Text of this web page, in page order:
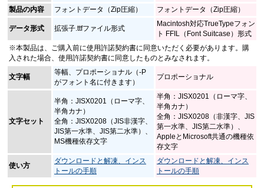
製品の内容 フォントデータ（Zip圧縮） フォントデータ（Zip圧縮）
データ形式 拡張子.ttfファイル形式
Macintosh対応TrueTypeフォン
ト FFIL（Font Suitcase）形式
※本製品は、ご購入前に使用許諾契約書に同意いただく必要があります。購
入された場合、使用許諾契約書に同意したものとみなされます。
文字幅
等幅、プロポーショナル（-P
がフォント名に付きます）
プロポーショナル
文字セット
半角：JISX0201（ローマ字、
半角カナ）
全角：JISX0208（JIS非漢字、
JIS第一水準、JIS第二水準）、
MS機種依存文字
半角：JISX0201（ローマ字、
半角カナ）
全角：JISX0208（非漢字、JIS
第一水準、JIS第二水準）、
AppleとMicrosoft共通の機種依
存文字
使い方
ダウンロードと解凍、インス
トールの手順
ダウンロードと解凍、インス
トールの手順